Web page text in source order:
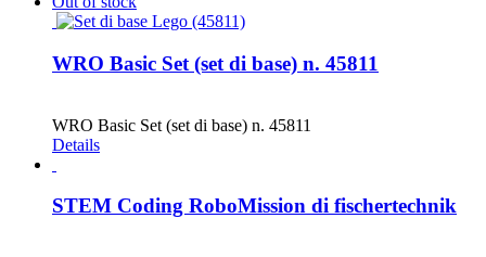
WRO Basic Set (set di base) n. 45811
WRO Basic Set (set di base) n. 45811
Details
STEM Coding RoboMission di fischertechnik